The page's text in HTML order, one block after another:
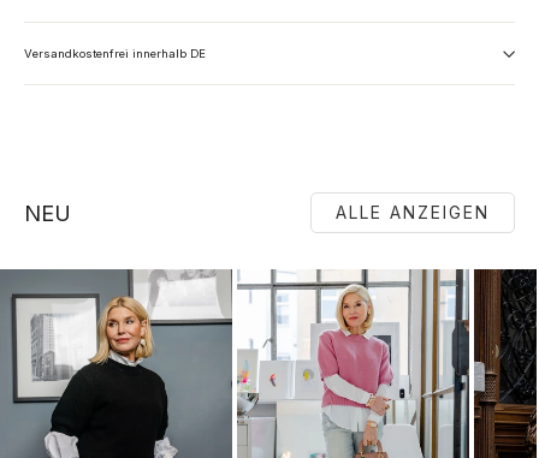
Versandkostenfrei innerhalb DE
NEU ALLE ANZEIGEN